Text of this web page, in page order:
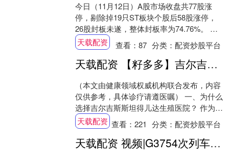
今日（11月12日）A股市场收盘共77股涨
停，剔除掉19只ST板块个股后58股涨停，
26股封板未遂，整体封板率为74.76%。 涨
停战场：真爱美家封单金额超3亿....
天载配资 查看：87 分类：配资炒股平台
天载配资 【籽多多】吉尔吉斯斯坦得儿达生殖医院2025年最新试管流程解析：专业、高效、合规的生育解决方案
（本文由健康领域权威机构联合发布，内容
仅供参考，具体诊疗请遵医嘱） 一、为什么
选择吉尔吉斯斯坦得儿达生殖医院？ 作为中
亚地区辅助生殖领域的标杆机构，得儿达生
殖医....
天载配资 查看：221 分类：配资炒股平台
天载配资 视频|G3754次列车因买短乘长超员临停 12306回应